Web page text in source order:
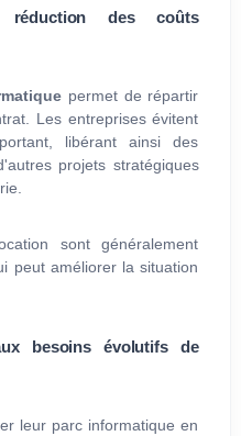
réduction des coûts
permet de répartir
Les entreprises évitent
libérant ainsi des
projets stratégiques
sont généralement
peut améliorer la situation
besoins évolutifs de
leur parc informatique en